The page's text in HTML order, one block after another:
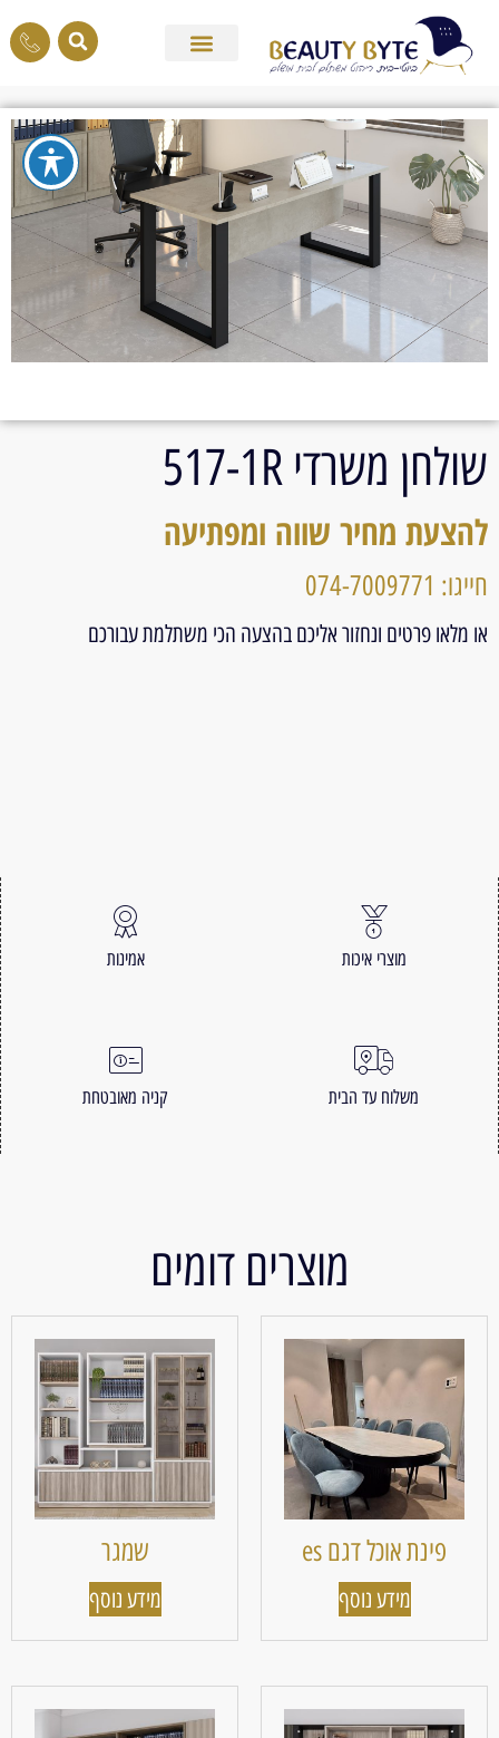
שולחן משרדי 517-1R
להצעת מחיר שווה ומפתיעה
חייגו: 074-7009771
או מלאו פרטים ונחזור אליכם בהצעה הכי משתלמת עבורכם
מוצרי איכות אמינות
משלוח עד הבית קניה מאובטחת
מוצרים דומים
פינת אוכל דגם es
מידע נוסף
שמגר
מידע נוסף